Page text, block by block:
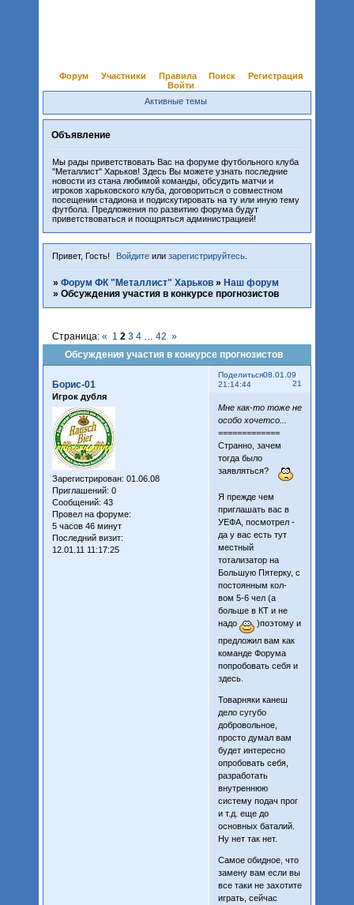
Форум Участники Правила Поиск
Регистрация
Войти
Активные темы
Объявление
Мы рады приветствовать Вас на форуме футбольного клуба
"Металлист" Харьков! Здесь Вы можете узнать последние
новости из стана любимой команды, обсудить матчи и
игроков харьковского клуба, договориться о совместном
посещении стадиона и подискутировать на ту или иную тему
футбола. Предложения по развитию форума будут
приветствоваться и поощряться администрацией!
Привет, Гость! Войдите илизарегистрируйтесь
» Форум ФК "Металлист" Харьков » Наш форум
» Обсуждения участия в конкурсе прогнозистов
Обсуждения участия в конкурсе прогнозистов
Страница: « 1 2 3 4 … 42 »
Поделиться
21
08.01.09
21:14:44
Борис-01
Игрок дубля
Зарегистрирован: 01.06.08
Приглашений: 0
Сообщений: 43
Провел на форуме:
5 часов 46 минут
Последний визит:
12.01.11 11:17:25
Мне как-то тоже не
особо хочетсо...
=============
Странно, зачем
тогда было
заявляться?
Я прежде чем
приглашать вас в
УЕФА, посмотрел -
да у вас есть тут
местный
тотализатор на
Большую Пятерку, с
постоянным кол-
вом 5-6 чел (а
больше в КТ и не
надо
)поэтому и
предложил вам как
команде Форума
попробовать себя и
здесь.
Товарняки канеш
дело сугубо
добровольное,
просто думал вам
будет интересно
опробовать себя,
разработать
внутреннюю
систему подач прог
и т.д. еще до
основных баталий.
Ну нет так нет.
Самое обидное, что
замену вам если вы
все таки не захотите
играть, сейчас